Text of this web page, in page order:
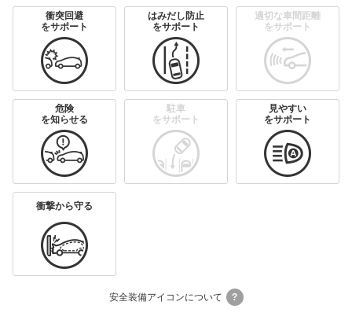
や荷物の置き去りを防ぐ「後席リマインダー」を備えるなど、日
常での使い勝手を向上させた。なお、「X」には人気装備のインテ
リジェントアラウンドビューモニターや前席ヒーター付シート、
ステアリングヒーターを標準化し、「S」には、バックビューモニ
ターなど日常使いに十分な標準装備を備えた。
衝突回避
をサポート
はみだし防止
をサポート
適切な車間距離
をサポート
危険
を知らせる
駐車
をサポート
見やすい
をサポート
衝撃から守る
安全装備アイコンについて ?